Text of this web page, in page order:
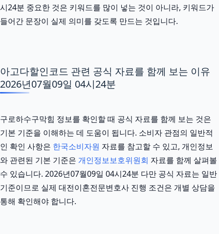
시24분 중요한 것은 키워드를 많이 넣는 것이 아니라, 키워드가
들어간 문장이 실제 의미를 갖도록 만드는 것입니다.
아고다할인코드 관련 공식 자료를 함께 보는 이유
2026년07월09일 04시24분
구로하수구막힘 정보를 확인할 때 공식 자료를 함께 보는 것은
기본 기준을 이해하는 데 도움이 됩니다. 소비자 관점의 일반적
인 확인 사항은 한국소비자원 자료를 참고할 수 있고, 개인정보
와 관련된 기본 기준은 개인정보보호위원회 자료를 함께 살펴볼
수 있습니다. 2026년07월09일 04시24분 다만 공식 자료는 일반
기준이므로 실제 대전이혼전문변호사 진행 조건은 개별 상담을
통해 확인해야 합니다.